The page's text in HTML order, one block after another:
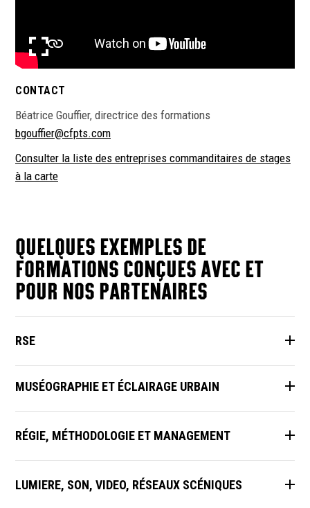
plein écran
CONTACT
Béatrice Gouffier, directrice des formations
bgouffier@cfpts.com
Consulter la liste des entreprises commanditaires de stages
à la carte
QUELQUES EXEMPLES DE
FORMATIONS CONÇUES AVEC ET
POUR NOS PARTENAIRES
RSE
MUSÉOGRAPHIE ET ÉCLAIRAGE URBAIN
RÉGIE, MÉTHODOLOGIE ET MANAGEMENT
LUMIERE, SON, VIDEO, RÉSEAUX SCÉNIQUES